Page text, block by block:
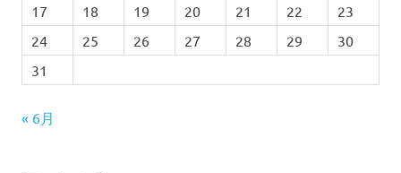
17
18 19 20 21 22
23
24
25 26 27 28 29
30
31
« 6月